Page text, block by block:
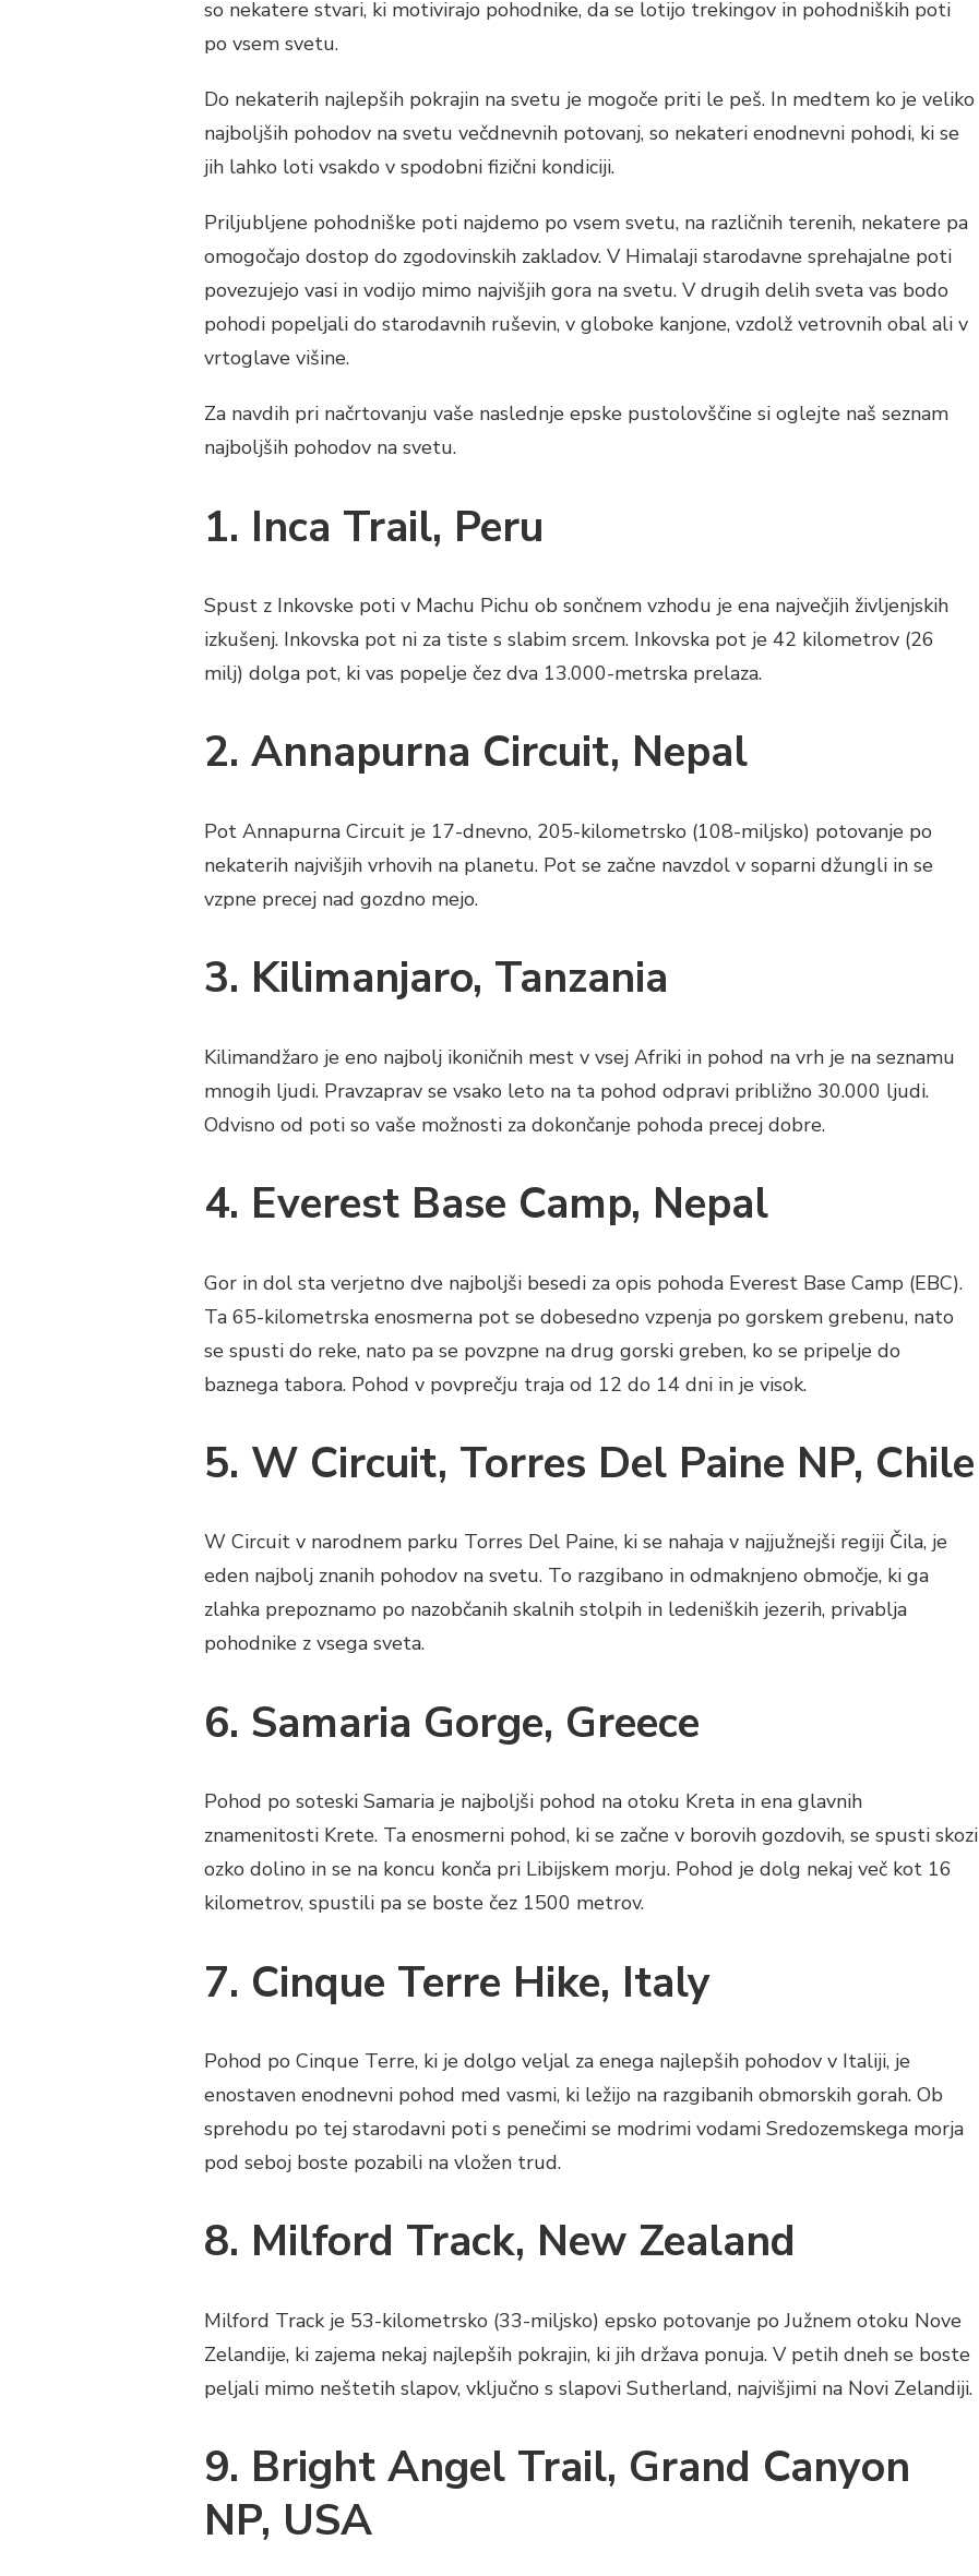
so nekatere stvari, ki motivirajo pohodnike, da se lotijo ​​trekingov in pohodniških poti
po vsem svetu.
Do nekaterih najlepših pokrajin na svetu je mogoče priti le peš. In medtem ko je veliko
najboljših pohodov na svetu večdnevnih potovanj, so nekateri enodnevni pohodi, ki se
jih lahko loti vsakdo v spodobni fizični kondiciji.
Priljubljene pohodniške poti najdemo po vsem svetu, na različnih terenih, nekatere pa
omogočajo dostop do zgodovinskih zakladov. V Himalaji starodavne sprehajalne poti
povezujejo vasi in vodijo mimo najvišjih gora na svetu. V drugih delih sveta vas bodo
pohodi popeljali do starodavnih ruševin, v globoke kanjone, vzdolž vetrovnih obal ali v
vrtoglave višine.
Za navdih pri načrtovanju vaše naslednje epske pustolovščine si oglejte naš seznam
najboljših pohodov na svetu.
1. Inca Trail, Peru
Spust z Inkovske poti v Machu Pichu ob sončnem vzhodu je ena največjih življenjskih
izkušenj. Inkovska pot ni za tiste s slabim srcem. Inkovska pot je 42 kilometrov (26
milj) dolga pot, ki vas popelje čez dva 13.000-metrska prelaza.
2. Annapurna Circuit, Nepal
Pot Annapurna Circuit je 17-dnevno, 205-kilometrsko (108-miljsko) potovanje po
nekaterih najvišjih vrhovih na planetu. Pot se začne navzdol v soparni džungli in se
vzpne precej nad gozdno mejo.
3. Kilimanjaro, Tanzania
Kilimandžaro je eno najbolj ikoničnih mest v vsej Afriki in pohod na vrh je na seznamu
mnogih ljudi. Pravzaprav se vsako leto na ta pohod odpravi približno 30.000 ljudi.
Odvisno od poti so vaše možnosti za dokončanje pohoda precej dobre.
4. Everest Base Camp, Nepal
Gor in dol sta verjetno dve najboljši besedi za opis pohoda Everest Base Camp (EBC).
Ta 65-kilometrska enosmerna pot se dobesedno vzpenja po gorskem grebenu, nato
se spusti do reke, nato pa se povzpne na drug gorski greben, ko se pripelje do
baznega tabora. Pohod v povprečju traja od 12 do 14 dni in je visok.
5. W Circuit, Torres Del Paine NP, Chile
W Circuit v narodnem parku Torres Del Paine, ki se nahaja v najjužnejši regiji Čila, je
eden najbolj znanih pohodov na svetu. To razgibano in odmaknjeno območje, ki ga
zlahka prepoznamo po nazobčanih skalnih stolpih in ledeniških jezerih, privablja
pohodnike z vsega sveta.
6. Samaria Gorge, Greece
Pohod po soteski Samaria je najboljši pohod na otoku Kreta in ena glavnih
znamenitosti Krete. Ta enosmerni pohod, ki se začne v borovih gozdovih, se spusti skozi
ozko dolino in se na koncu konča pri Libijskem morju. Pohod je dolg nekaj več kot 16
kilometrov, spustili pa se boste čez 1500 metrov.
7. Cinque Terre Hike, Italy
Pohod po Cinque Terre, ki je dolgo veljal za enega najlepših pohodov v Italiji, je
enostaven enodnevni pohod med vasmi, ki ležijo na razgibanih obmorskih gorah. Ob
sprehodu po tej starodavni poti s penečimi se modrimi vodami Sredozemskega morja
pod seboj boste pozabili na vložen trud.
8. Milford Track, New Zealand
Milford Track je 53-kilometrsko (33-miljsko) epsko potovanje po Južnem otoku Nove
Zelandije, ki zajema nekaj najlepših pokrajin, ki jih država ponuja. V petih dneh se boste
peljali mimo neštetih slapov, vključno s slapovi Sutherland, najvišjimi na Novi Zelandiji.
9. Bright Angel Trail, Grand Canyon
NP, USA